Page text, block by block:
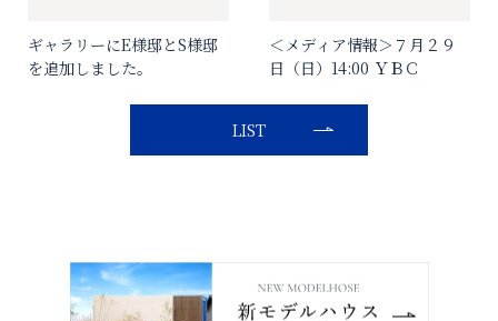
ギャラリーにE様邸とS様邸
を追加しました。
＜メディア情報＞７月２９
日（日）14:00 ＹＢＣ
LIST